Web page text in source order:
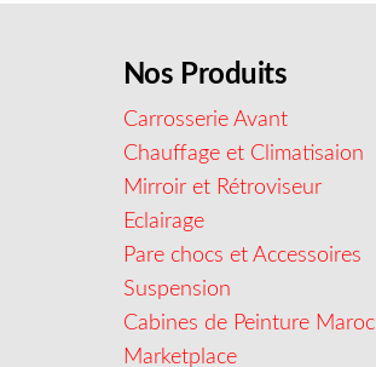
Nos Produits
Carrosserie Avant
Chauffage et Climatisaion
Mirroir et Rétroviseur
Eclairage
Pare chocs et Accessoires
Suspension
Cabines de Peinture Maroc
Marketplace